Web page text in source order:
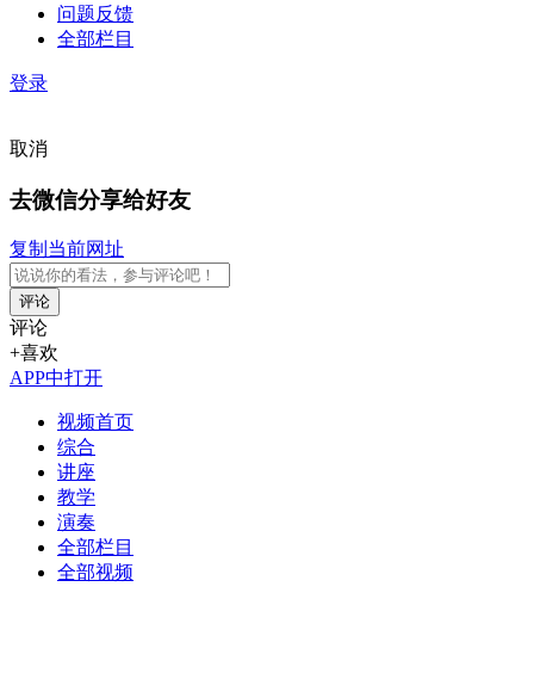
问题反馈
全部栏目
登录
取消
去微信分享给好友
复制当前网址
评论
评论
+喜欢
APP中打开
视频首页
综合
讲座
教学
演奏
全部栏目
全部视频